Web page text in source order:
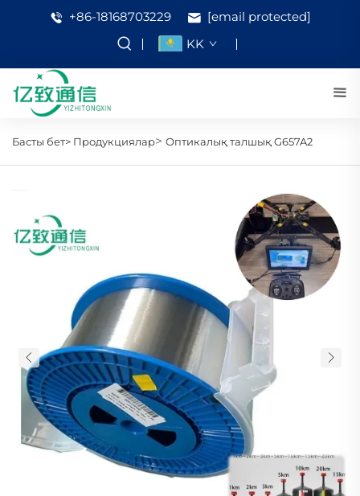
+86-18168703229
[email protected]
KK
Басты бет> Продукциялар> Оптикалық талшық G657A2